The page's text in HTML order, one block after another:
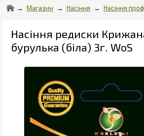
Магазин Насіння Насіння
Насіння редиски
бурулька (біла) 3г. WoS